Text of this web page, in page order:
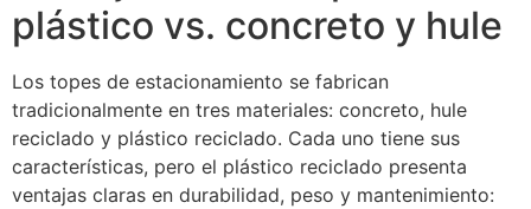
plástico vs. concreto y hule
Los topes de estacionamiento se fabrican
tradicionalmente en tres materiales: concreto, hule
reciclado y plástico reciclado. Cada uno tiene sus
características, pero el plástico reciclado presenta
ventajas claras en durabilidad, peso y mantenimiento: